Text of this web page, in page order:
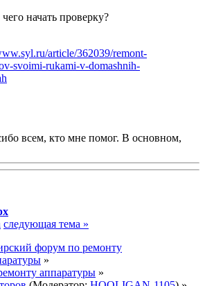
начать проверку?
article/362039/remont-
svoimi-rukami-v-domashnih-
всем, кто мне помог. В основном,
следующая тема »
форум по ремонту
»
аппаратуры »